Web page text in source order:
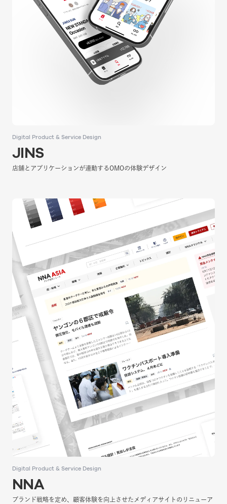
Digital Product & Service Design
JINS
店舗とアプリケーションが連動するOMOの体験デザイン
Digital Product & Service Design
NNA
ブランド戦略を定め、顧客体験を向上させたメディアサイトのリニューア
Digital Product & Service Design
JINS
店舗とアプリケーションが連動するOMOの体験デザイン
Digital Product & Service Design
NNA
ブランド戦略を定め、顧客体験を向上させたメディアサイトのリニューア